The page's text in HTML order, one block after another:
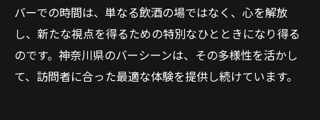
バーでの時間は、単なる飲酒の場ではなく、心を解放
し、新たな視点を得るための特別なひとときになり得る
のです。神奈川県のバーシーンは、その多様性を活かし
て、訪問者に合った最適な体験を提供し続けています。